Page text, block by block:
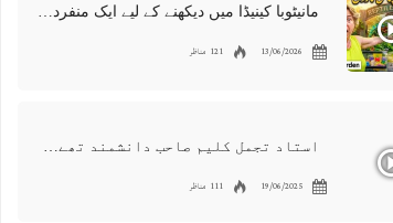
مانیٹوبا کینیڈا میں دیکھنے کے لیے ایک منفرد جگہ | ویسٹ مین ریپٹائل گارڈن | رینگنے والے جانوروں کی 300 مختلف اقسام
13/06/2026 121 مناظر
19/06/2025 111 مناظر